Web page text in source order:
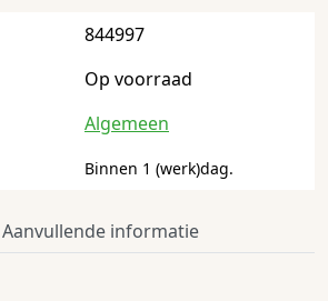
844997
Op voorraad
Algemeen
Binnen 1 (werk)dag.
Aanvullende informatie